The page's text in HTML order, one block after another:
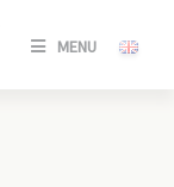
MENU